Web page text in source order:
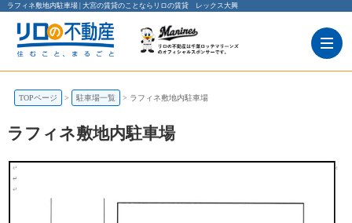
ラフィネ敷地内駐車場 | 大宮の賃貸のことならリロの賃貸 レックス大興
TOPページ 駐車場一覧 ラフィネ敷地内駐車場
ラフィネ敷地内駐車場